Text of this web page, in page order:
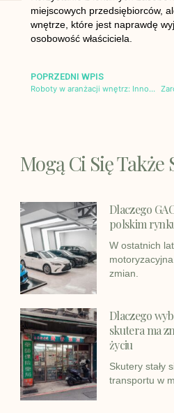
miejscowych przedsiębiorców,
wnętrze, które jest naprawdę
osobowość właściciela.
POPRZEDNI WPIS
Roboty w aranżacji wnętrz: Innowacje wspierające remonty i design
Mogą Ci Się Także
Dlaczego
polskim
W ostatnich
zmian.
Dlaczego
skutera ma
życiu
Skutery stały
transportu w